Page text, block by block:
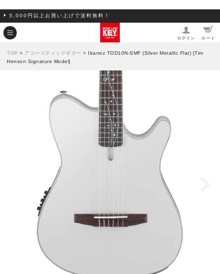
5,000円以上お買い上げで送料無料！
ログイン カート
TOP > アコースティックギター > Ibanez TOD10N-SMF (Silver Metallic Flat) [Tim
Henson Signature Model]